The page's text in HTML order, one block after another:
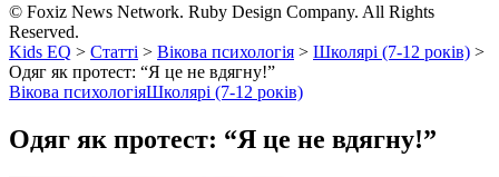
© Foxiz News Network. Ruby Design Company. All Rights
Reserved.
Kids EQ > Статті > Вікова психологія > Школярі (7-12 років) >
Одяг як протест: “Я це не вдягну!”
Вікова психологіяШколярі (7-12 років)
Одяг як протест: “Я це не вдягну!”